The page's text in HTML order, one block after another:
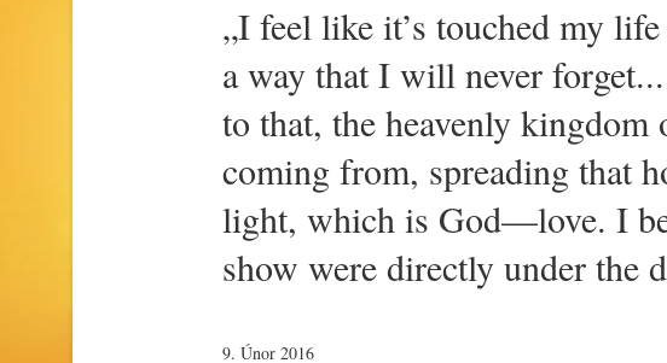
„I feel like it’s touched my
a way that I will never
to that, the heavenly
coming from, spreading that
light, which is God—love. I
show were directly under the
9. Únor 2016